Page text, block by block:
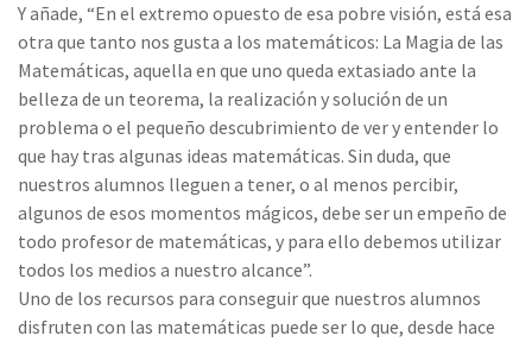
Y añade, “En el extremo opuesto de esa pobre visión, está esa
otra que tanto nos gusta a los matemáticos: La Magia de las
Matemáticas, aquella en que uno queda extasiado ante la
belleza de un teorema, la realización y solución de un
problema o el pequeño descubrimiento de ver y entender lo
que hay tras algunas ideas matemáticas. Sin duda, que
nuestros alumnos lleguen a tener, o al menos percibir,
algunos de esos momentos mágicos, debe ser un empeño de
todo profesor de matemáticas, y para ello debemos utilizar
todos los medios a nuestro alcance”.
Uno de los recursos para conseguir que nuestros alumnos
disfruten con las matemáticas puede ser lo que, desde hace